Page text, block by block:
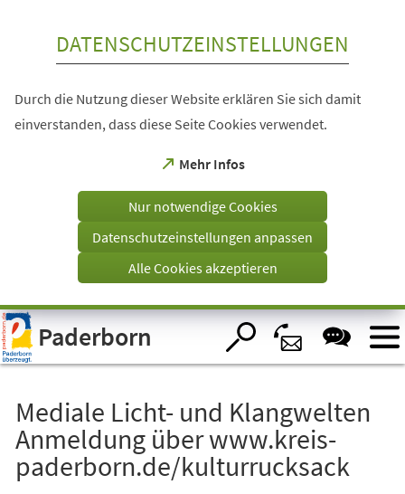
Visuelle
Assistenzsoftware
öffnen.
DATENSCHUTZEINSTELLUNGEN
Durch die Nutzung dieser Website erklären Sie sich damit
einverstanden, dass diese Seite Cookies verwendet.
Mehr Infos
(Öffnet
einem
Tab)
Nur notwendige Cookies
Datenschutzeinstellungen anpassen
Alle Cookies akzeptieren
Paderborn
Mediale Licht- und Klangwelten
Anmeldung über www.kreis-
paderborn.de/kulturrucksack